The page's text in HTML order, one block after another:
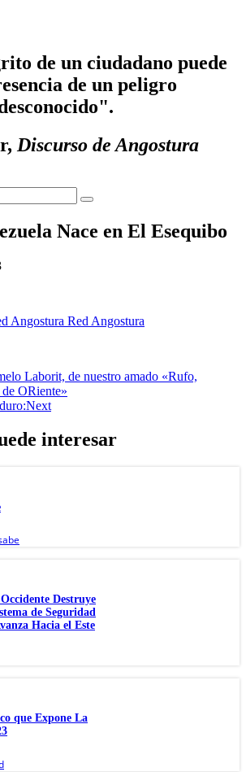
de un ciudadano puede
de un peligro
Discurso de Angostura
Nace en El Esequibo
Red Angostura
Laborit, de nuestro amado «Rufo,
ORiente»
Next
interesar
Destruye
de Seguridad
Hacia el Este
que Expone La